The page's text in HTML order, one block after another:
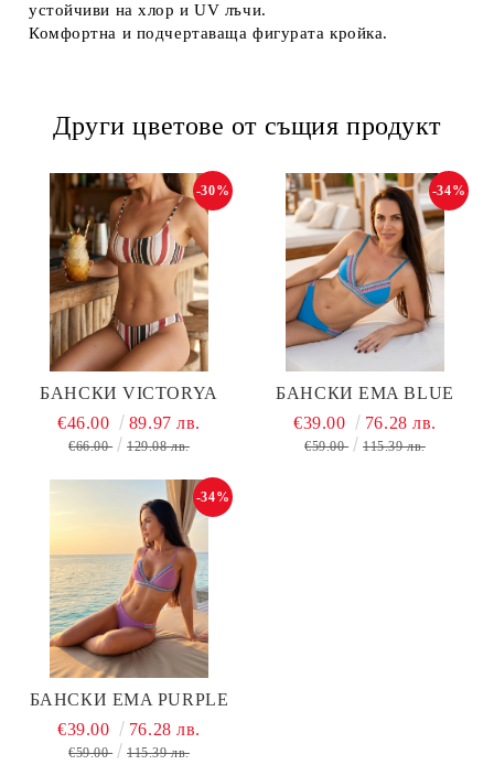
устойчиви на хлор и UV лъчи.
Комфортна и подчертаваща фигурата кройка.
Други цветове от същия продукт
БАНСКИ VICTORYA
-30%
€46.00 89.97 лв.
€66.00 129.08 лв.
БАНСКИ EMA BLUE
-34%
€39.00 76.28 лв.
€59.00 115.39 лв.
БАНСКИ EMA PURPLE
-34%
€39.00 76.28 лв.
€59.00 115.39 лв.